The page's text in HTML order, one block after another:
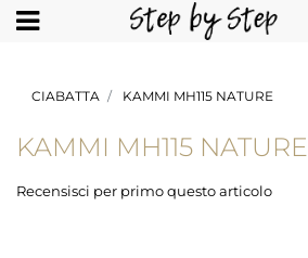
Open
CIABATTA KAMMI MH115 NATURE
KAMMI MH115 NATURE
Recensisci per primo questo articolo